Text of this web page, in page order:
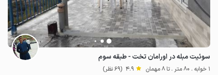
سوئیت مبله در اورامان تخت - طبقه سوم
1 خوابه . 80 متر . تا 8 مهمان 4.9 (69 نظر)